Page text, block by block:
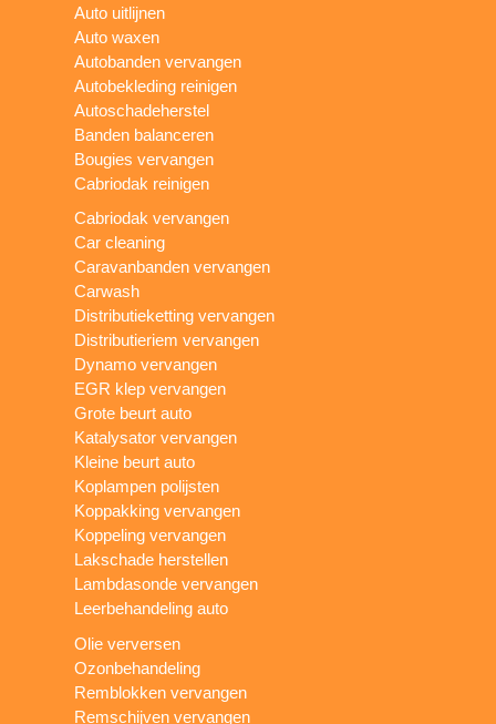
Auto uitlijnen
Auto waxen
Autobanden vervangen
Autobekleding reinigen
Autoschadeherstel
Banden balanceren
Bougies vervangen
Cabriodak reinigen
Cabriodak vervangen
Car cleaning
Caravanbanden vervangen
Carwash
Distributieketting vervangen
Distributieriem vervangen
Dynamo vervangen
EGR klep vervangen
Grote beurt auto
Katalysator vervangen
Kleine beurt auto
Koplampen polijsten
Koppakking vervangen
Koppeling vervangen
Lakschade herstellen
Lambdasonde vervangen
Leerbehandeling auto
Olie verversen
Ozonbehandeling
Remblokken vervangen
Remschijven vervangen